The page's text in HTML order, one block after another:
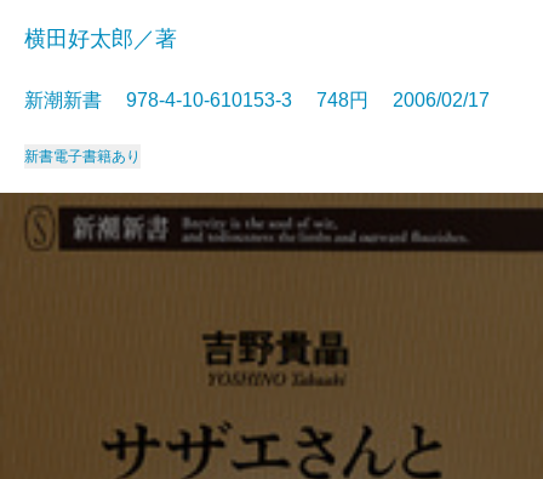
横田好太郎／著
新潮新書 978-4-10-610153-3 748円 2006/02/17
新書電子書籍あり